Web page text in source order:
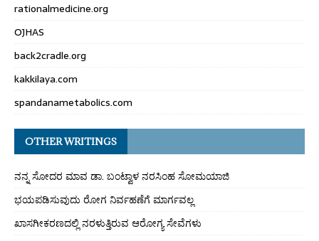
rationalmedicine.org
OJHAS
back2cradle.org
kakkilaya.com
spandanametabolics.com
OTHER WRITINGS
ನನ್ನ ಸೋದರ ಮಾವ ಡಾ. ಬಂಟ್ವಾಳ ನರಸಿಂಹ ಸೋಮಯಾಜಿ
ಭಯಪಡಿಸುವುದು ರೋಗ ನಿರ್ವಹಣೆಗೆ ಮಾರ್ಗವಲ್ಲ
ಖಾಸಗೀಕರಣದಲ್ಲಿ ನರಳುತ್ತಿರುವ ಆರೋಗ್ಯ ಸೇವೆಗಳು